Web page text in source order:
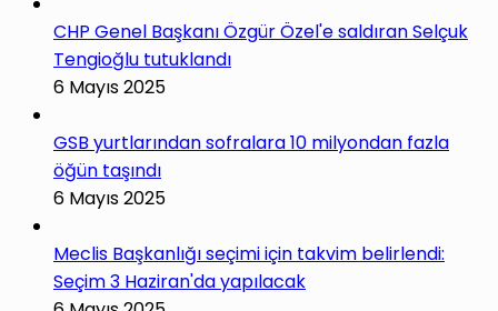
CHP Genel Başkanı Özgür Özel'e saldıran Selçuk
Tengioğlu tutuklandı
6 Mayıs 2025
GSB yurtlarından sofralara 10 milyondan fazla
öğün taşındı
6 Mayıs 2025
Meclis Başkanlığı seçimi için takvim belirlendi:
Seçim 3 Haziran'da yapılacak